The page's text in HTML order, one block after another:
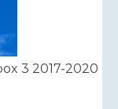
3 2017-2020